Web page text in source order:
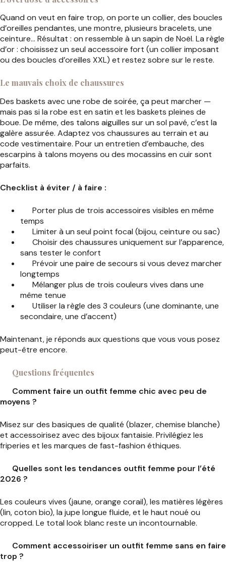
Quand on veut en faire trop, on porte un collier, des boucles
d’oreilles pendantes, une montre, plusieurs bracelets, une
ceinture… Résultat : on ressemble à un sapin de Noël. La règle
d’or : choisissez un seul accessoire fort (un collier imposant
ou des boucles d’oreilles XXL) et restez sobre sur le reste.
Le mauvais choix de chaussures
Des baskets avec une robe de soirée, ça peut marcher —
mais pas si la robe est en satin et les baskets pleines de
boue. De même, des talons aiguilles sur un sol pavé, c’est la
galère assurée. Adaptez vos chaussures au terrain et au
code vestimentaire. Pour un entretien d’embauche, des
escarpins à talons moyens ou des mocassins en cuir sont
parfaits.
Checklist à éviter / à faire :
Porter plus de trois accessoires visibles en même
temps
Limiter à un seul point focal (bijou, ceinture ou sac)
Choisir des chaussures uniquement sur l’apparence,
sans tester le confort
Prévoir une paire de secours si vous devez marcher
longtemps
Mélanger plus de trois couleurs vives dans une
même tenue
Utiliser la règle des 3 couleurs (une dominante, une
secondaire, une d’accent)
Maintenant, je réponds aux questions que vous vous posez
peut-être encore.
Questions fréquentes
Comment faire un outfit femme chic avec peu de
moyens ?
Misez sur des basiques de qualité (blazer, chemise blanche)
et accessoirisez avec des bijoux fantaisie. Privilégiez les
friperies et les marques de fast-fashion éthiques.
Quelles sont les tendances outfit femme pour l’été
2026 ?
Les couleurs vives (jaune, orange corail), les matières légères
(lin, coton bio), la jupe longue fluide, et le haut noué ou
cropped. Le total look blanc reste un incontournable.
Comment accessoiriser un outfit femme sans en faire
trop ?